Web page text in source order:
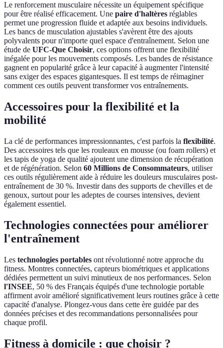
Le renforcement musculaire nécessite un équipement spécifique
pour être réalisé efficacement. Une paire d'haltères réglables
permet une progression fluide et adaptée aux besoins individuels.
Les bancs de musculation ajustables s'avèrent être des ajouts
polyvalents pour n'importe quel espace d'entraînement. Selon une
étude de UFC-Que Choisir, ces options offrent une flexibilité
inégalée pour les mouvements composés. Les bandes de résistance
gagnent en popularité grâce à leur capacité à augmenter l'intensité
sans exiger des espaces gigantesques. Il est temps de réimaginer
comment ces outils peuvent transformer vos entraînements.
Accessoires pour la flexibilité et la
mobilité
La clé de performances impressionnantes, c'est parfois la flexibilité.
Des accessoires tels que les rouleaux en mousse (ou foam rollers) et
les tapis de yoga de qualité ajoutent une dimension de récupération
et de régénération. Selon 60 Millions de Consommateurs, utiliser
ces outils régulièrement aide à réduire les douleurs musculaires post-
entraînement de 30 %. Investir dans des supports de chevilles et de
genoux, surtout pour les adeptes de courses intensives, devient
également essentiel.
Technologies connectées pour améliorer
l'entraînement
Les technologies portables ont révolutionné notre approche du
fitness. Montres connectées, capteurs biométriques et applications
dédiées permettent un suivi minutieux de nos performances. Selon
l'INSEE, 50 % des Français équipés d'une technologie portable
affirment avoir amélioré significativement leurs routines grâce à cette
capacité d'analyse. Plongez-vous dans cette ère guidée par des
données précises et des recommandations personnalisées pour
chaque profil.
Fitness à domicile : que choisir ?